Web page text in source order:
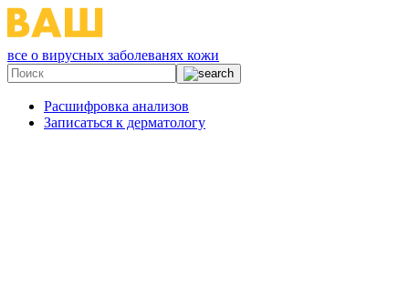
все о вирусных заболеванях кожи
Расшифровка анализов
Записаться к дерматологу